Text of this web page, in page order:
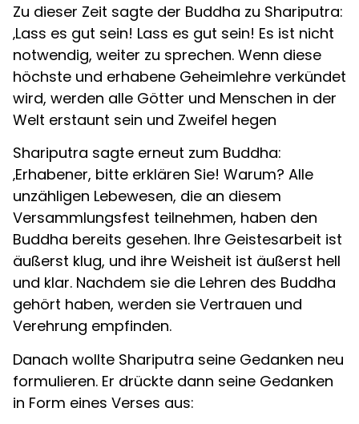
Zu dieser Zeit sagte der Buddha zu Shariputra:
‚Lass es gut sein! Lass es gut sein! Es ist nicht
notwendig, weiter zu sprechen. Wenn diese
höchste und erhabene Geheimlehre verkündet
wird, werden alle Götter und Menschen in der
Welt erstaunt sein und Zweifel hegen
Shariputra sagte erneut zum Buddha:
‚Erhabener, bitte erklären Sie! Warum? Alle
unzähligen Lebewesen, die an diesem
Versammlungsfest teilnehmen, haben den
Buddha bereits gesehen. Ihre Geistesarbeit ist
äußerst klug, und ihre Weisheit ist äußerst hell
und klar. Nachdem sie die Lehren des Buddha
gehört haben, werden sie Vertrauen und
Verehrung empfinden.
Danach wollte Shariputra seine Gedanken neu
formulieren. Er drückte dann seine Gedanken
in Form eines Verses aus: